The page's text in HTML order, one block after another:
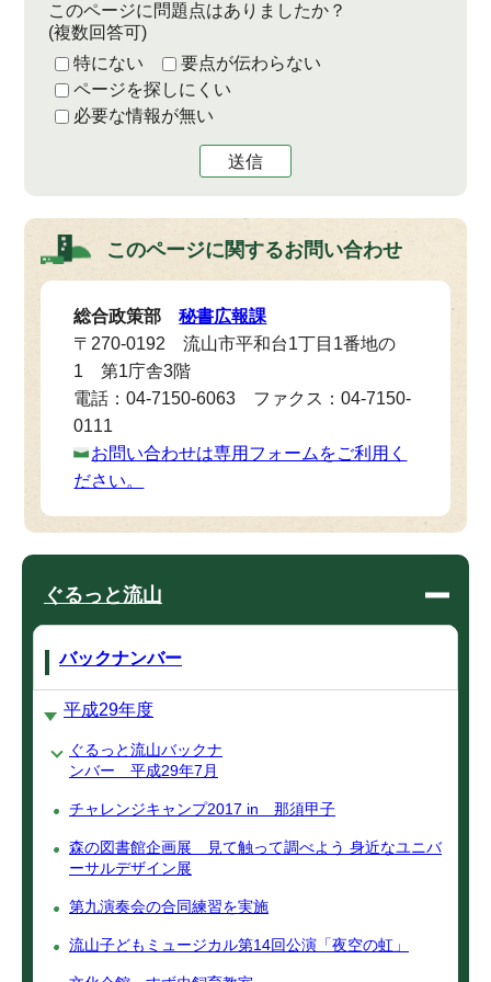
このページに問題点はありましたか？
(複数回答可)
特にない
要点が伝わらない
ページを探しにくい
必要な情報が無い
送信
このページに関するお問い合わせ
総合政策部秘書広報課
〒270-0192 流山市平和台1丁目1番地の
1 第1庁舎3階
電話：04-7150-6063 ファクス：04-7150-
0111
お問い合わせは専用フォームをご利用く
ださい。
ぐるっと流山
バックナンバー
平成29年度
ぐるっと流山バックナ
ンバー 平成29年7月
チャレンジキャンプ2017 in 那須甲子
森の図書館企画展 見て触って調べよう 身近なユニバ
ーサルデザイン展
第九演奏会の合同練習を実施
流山子どもミュージカル第14回公演「夜空の虹」